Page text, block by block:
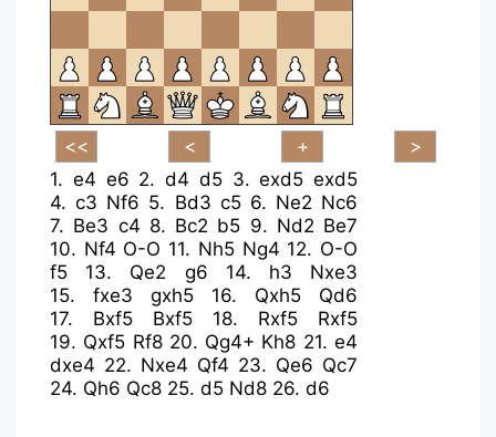
1. e4 e6 2. d4 d5 3.exd5 exd5
4.c3 Nf6 5. Bd3 c5 6. Ne2 Nc6
7. Be3 c4 8. Bc2 b5 9. Nd2 Be7
10. Nf4 O-O 11. Nh5 Ng4 12. O-O
f5
13. Qe2 g6 14. h3
Nxe3
15. fxe3 gxh5 16. Qxh5
Qd6
17. Bxf5 Bxf5 18. Rxf5
Rxf5
19. Qxf5 Rf8 20. Qg4+ Kh8 21.e4
dxe4 22. Nxe4 Qf4 23. Qe6 Qc7
24. Qh6 Qc8 25. d5 Nd8 26. d6